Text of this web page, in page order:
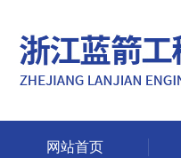
网站首页